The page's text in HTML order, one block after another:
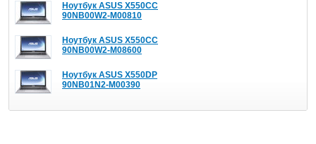
Ноутбук ASUS X550CC
90NB00W2-M00810
Ноутбук ASUS X550CC
90NB00W2-M08600
Ноутбук ASUS X550DP
90NB01N2-M00390